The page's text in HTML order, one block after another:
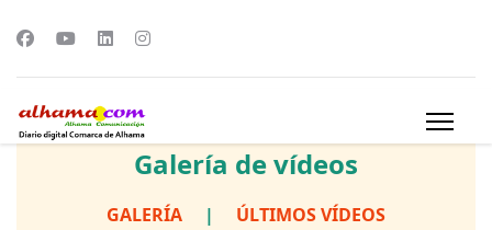
Galería de vídeos
GALERÍA | ÚLTIMOS VÍDEOS